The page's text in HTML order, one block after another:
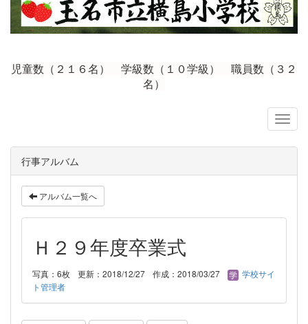
児童数（２１６名） 学級数（１０学級） 職員数（３２
名）
行事アルバム
アルバム一覧へ
Ｈ２９年度卒業式
写真：6枚 更新：2018/12/27 作成：2018/03/27
学校サイ
ト管理者